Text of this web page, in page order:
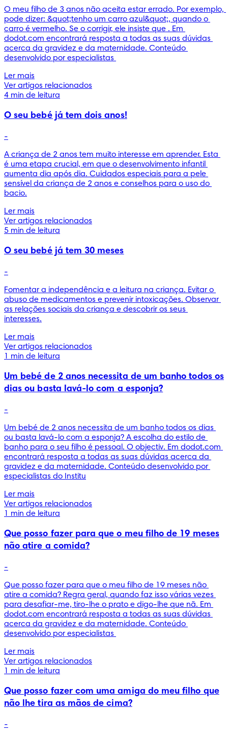
O meu filho de 3 anos não aceita estar errado. Por exemplo,
pode dizer: &quot;tenho um carro azul&quot;, quando o
carro é vermelho. Se o corrigir, ele insiste que . Em
dodot.com encontrará resposta a todas as suas dúvidas
acerca da gravidez e da maternidade. Conteúdo
desenvolvido por especialistas
Ler mais
Ver artigos relacionados
4 min de leitura
O seu bebé já tem dois anos!
-
A criança de 2 anos tem muito interesse em aprender. Esta
é uma etapa crucial, em que o desenvolvimento infantil
aumenta dia após dia. Cuidados especiais para a pele
sensível da criança de 2 anos e conselhos para o uso do
bacio.
Ler mais
Ver artigos relacionados
5 min de leitura
O seu bebé já tem 30 meses
-
Fomentar a independência e a leitura na criança. Evitar o
abuso de medicamentos e prevenir intoxicações. Observar
as relações sociais da criança e descobrir os seus
interesses.
Ler mais
Ver artigos relacionados
1 min de leitura
Um bebé de 2 anos necessita de um banho todos os
dias ou basta lavá-lo com a esponja?
-
Um bebé de 2 anos necessita de um banho todos os dias
ou basta lavá-lo com a esponja? A escolha do estilo de
banho para o seu filho é pessoal. O objectiv. Em dodot.com
encontrará resposta a todas as suas dúvidas acerca da
gravidez e da maternidade. Conteúdo desenvolvido por
especialistas do Institu
Ler mais
Ver artigos relacionados
1 min de leitura
Que posso fazer para que o meu filho de 19 meses
não atire a comida?
-
Que posso fazer para que o meu filho de 19 meses não
atire a comida? Regra geral, quando faz isso várias vezes
para desafiar-me, tiro-lhe o prato e digo-lhe que nã. Em
dodot.com encontrará resposta a todas as suas dúvidas
acerca da gravidez e da maternidade. Conteúdo
desenvolvido por especialistas
Ler mais
Ver artigos relacionados
1 min de leitura
Que posso fazer com uma amiga do meu filho que
não lhe tira as mãos de cima?
-